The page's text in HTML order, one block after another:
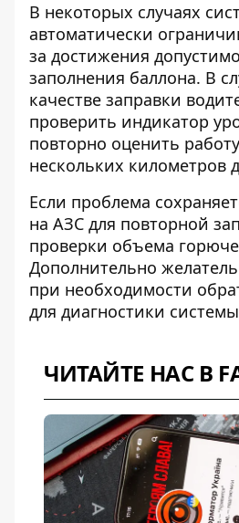
В некоторых случаях
автоматически
за достижения
заполнения баллона. В
качестве заправки
проверить индикатор
повторно оценить
нескольких километров
Если проблема
на АЗС для повторной
проверки объема
Дополнительно
при необходимости
для диагностики
ЧИТАЙТЕ НАС В